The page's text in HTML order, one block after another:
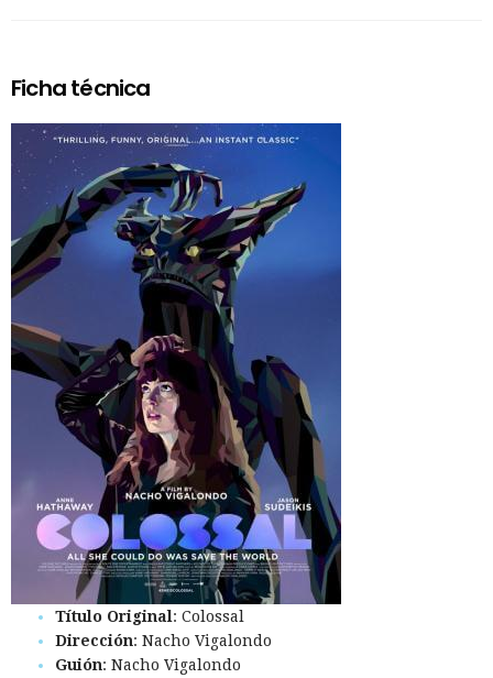
Ficha técnica
Título Original: Colossal
Dirección: Nacho Vigalondo
Guión: Nacho Vigalondo